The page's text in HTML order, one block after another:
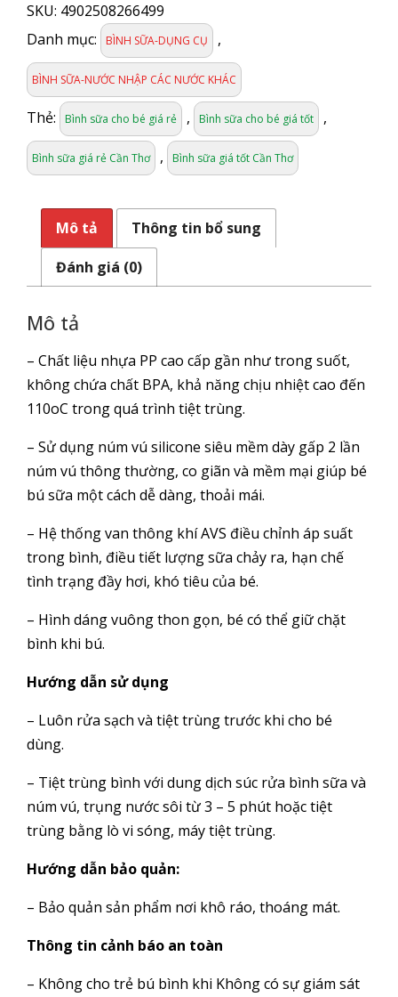
PIGEON
PP
VUÔNG
120ML
số
lượng
SKU: 4902508266499
Danh mục:
BÌNH SỮA-DỤNG CỤ ,
BÌNH SỮA-NƯỚC NHẬP CÁC NƯỚC KHÁC
Thẻ: Bình sữa cho bé giá rẻ , Bình sữa cho bé giá tốt ,
Bình sữa giá rẻ Cần Thơ , Bình sữa giá tốt Cần Thơ
Mô tả
Thông tin bổ sung
Đánh giá (0)
Mô tả
– Chất liệu nhựa PP cao cấp gần như trong suốt,
không chứa chất BPA, khả năng chịu nhiệt cao đến
110oC trong quá trình tiệt trùng.
– Sử dụng núm vú silicone siêu mềm dày gấp 2 lần
núm vú thông thường, co giãn và mềm mại giúp bé
bú sữa một cách dễ dàng, thoải mái.
– Hệ thống van thông khí AVS điều chỉnh áp suất
trong bình, điều tiết lượng sữa chảy ra, hạn chế
tình trạng đầy hơi, khó tiêu của bé.
– Hình dáng vuông thon gọn, bé có thể giữ chặt
bình khi bú.
Hướng dẫn sử dụng
– Luôn rửa sạch và tiệt trùng trước khi cho bé
dùng.
– Tiệt trùng bình với dung dịch súc rửa bình sữa và
núm vú, trụng nước sôi từ 3 – 5 phút hoặc tiệt
trùng bằng lò vi sóng, máy tiệt trùng.
Hướng dẫn bảo quản:
– Bảo quản sản phẩm nơi khô ráo, thoáng mát.
Thông tin cảnh báo an toàn
– Không cho trẻ bú bình khi Không có sự giám sát